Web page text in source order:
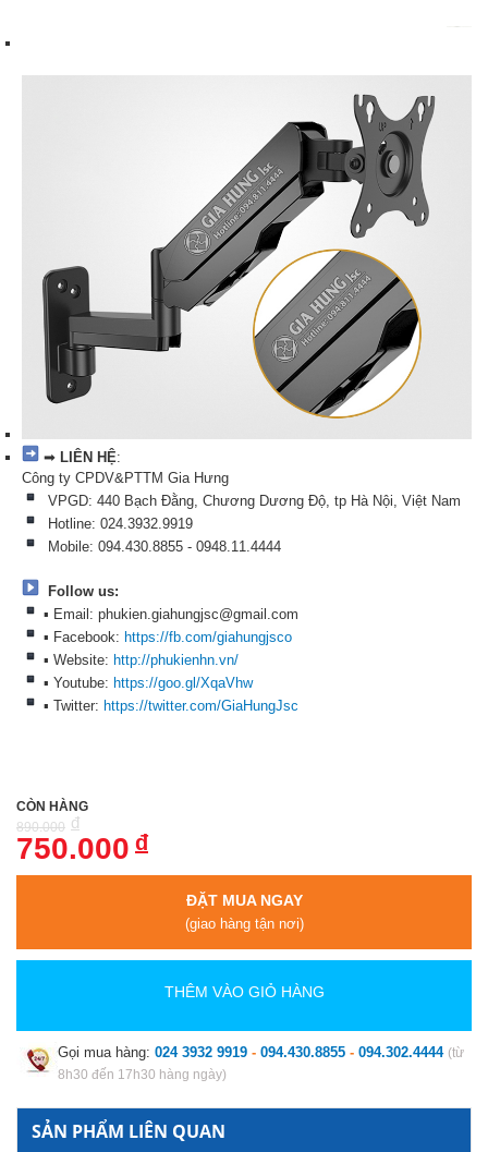
➡ LIÊN HỆ:
Công ty CPDV&PTTM Gia Hưng
VPGD: 440 Bạch Đằng, Chương Dương Độ, tp Hà Nội, Việt Nam
Hotline: 024.3932.9919
Mobile: 094.430.8855 - 0948.11.4444
Follow us:
▪ Email: phukien.giahungjsc@gmail.com
▪ Facebook: https://fb.com/giahungjsco
▪ Website: http://phukienhn.vn/
▪ Youtube: https://goo.gl/XqaVhw
▪ Twitter: https://twitter.com/GiaHungJsc
CÒN HÀNG
890.000 đ
750.000 đ
ĐẶT MUA NGAY
(giao hàng tận nơi)
THÊM VÀO GIỎ HÀNG
Gọi mua hàng: 024 3932 9919 - 094.430.8855 - 094.302.4444 (từ
8h30 đến 17h30 hàng ngày)
SẢN PHẨM LIÊN QUAN